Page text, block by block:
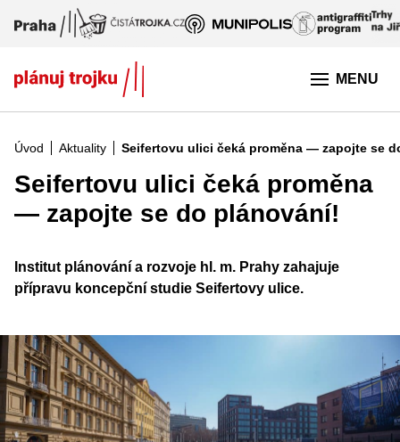
Přeskočit na hlavní obsah
MENU
Úvod Aktuality Seifertovu ulici čeká proměna — zapojte se
Seifertovu ulici čeká proměna
— zapojte se do plánování!
Institut plánování a rozvoje hl. m. Prahy zahajuje
přípravu koncepční studie Seifertovy ulice.